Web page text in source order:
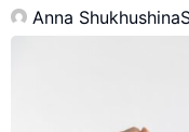
Anna Shukhushina